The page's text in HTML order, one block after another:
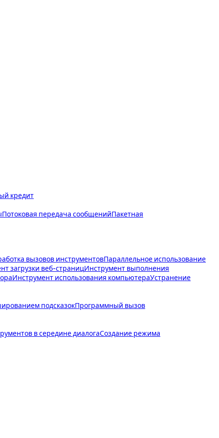
кредит
Потоковая передача сообщенийПакетная
вызовов инструментовПараллельное использование
загрузки веб-страницИнструмент выполнения
Инструмент использования компьютераУстранение
подсказокПрограммный вызов
в середине диалогаСоздание режима